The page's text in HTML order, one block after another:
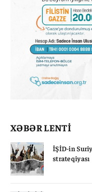
XƏBƏR LENTİ
İŞİD-in
strateqiyası